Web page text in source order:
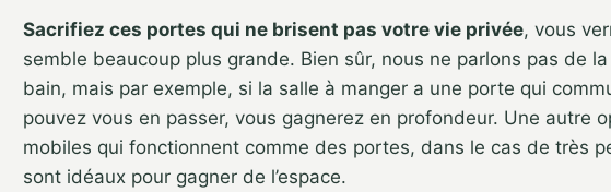
Sacrifiez ces portes qui ne brisent pas votre vie privée, vous
semble beaucoup plus grande. Bien sûr, nous ne parlons pas de
bain, mais par exemple, si la salle à manger a une porte qui
pouvez vous en passer, vous gagnerez en profondeur. Une autre
mobiles qui fonctionnent comme des portes, dans le cas de très
sont idéaux pour gagner de l’espace.